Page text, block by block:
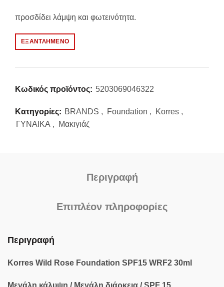
προσδίδει λάμψη και φωτεινότητα.
ΕΞΑΝΤΛΗΜΈΝΟ
Κωδικός προϊόντος: 5203069046322
Κατηγορίες: BRANDS , Foundation , Korres ,
ΓΥΝΑΙΚΑ , Μακιγιάζ
Περιγραφή
Επιπλέον πληροφορίες
Περιγραφή
Korres Wild Rose Foundation SPF15 WRF2 30ml